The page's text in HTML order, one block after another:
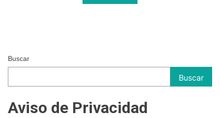
Buscar
Buscar
Aviso de Privacidad